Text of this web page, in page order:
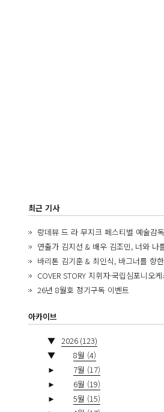
최근 기사
26년 8월호 정기구독 이벤트
아카이브
▼ 2026 (123)
▼
8월 (4)
►
7월 (17)
►
6월 (19)
►
5월 (15)